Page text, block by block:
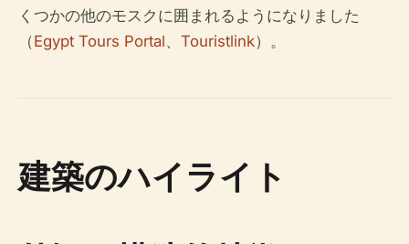
くつかの他のモスクに囲まれるようになりました
（Egypt Tours Portal、 Touristlink）。
建築のハイライト